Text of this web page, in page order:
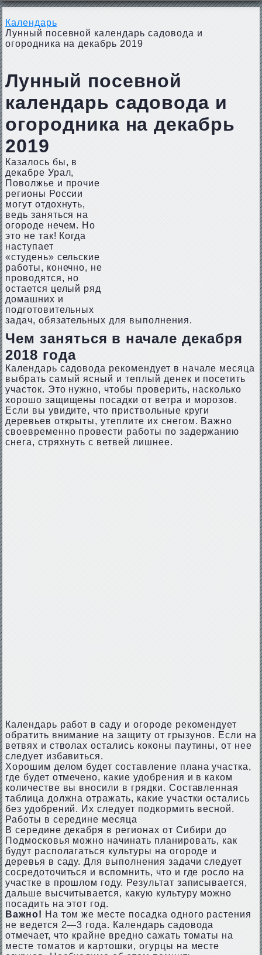
Календарь
Лунный посевной календарь садовода и
огородника на декабрь 2019
Лунный посевной
календарь садовода и
огородника на декабрь
2019
Казалось бы, в
декабре Урал,
Поволжье и прочие
регионы России
могут отдохнуть,
ведь заняться на
огороде нечем. Но
это не так! Когда
наступает
«студень» сельские
работы, конечно, не
проводятся, но
остается целый ряд
домашних и
подготовительных
задач, обязательных для выполнения.
Чем заняться в начале декабря
2018 года
Календарь садовода рекомендует в начале месяца
выбрать самый ясный и теплый денек и посетить
участок. Это нужно, чтобы проверить, насколько
хорошо защищены посадки от ветра и морозов.
Если вы увидите, что приствольные круги
деревьев открыты, утеплите их снегом. Важно
своевременно провести работы по задержанию
снега, стряхнуть с ветвей лишнее.
Календарь работ в саду и огороде рекомендует
обратить внимание на защиту от грызунов. Если на
ветвях и стволах остались коконы паутины, от нее
следует избавиться.
Хорошим делом будет составление плана участка,
где будет отмечено, какие удобрения и в каком
количестве вы вносили в грядки. Составленная
таблица должна отражать, какие участки остались
без удобрений. Их следует подкормить весной.
Работы в середине месяца
В середине декабря в регионах от Сибири до
Подмосковья можно начинать планировать, как
будут располагаться культуры на огороде и
деревья в саду. Для выполнения задачи следует
сосредоточиться и вспомнить, что и где росло на
участке в прошлом году. Результат записывается,
дальше высчитывается, какую культуру можно
посадить на этот год.
Важно! На том же месте посадка одного растения
не ведется 2—3 года. Календарь садовода
отмечает, что крайне вредно сажать томаты на
месте томатов и картошки, огурцы на месте